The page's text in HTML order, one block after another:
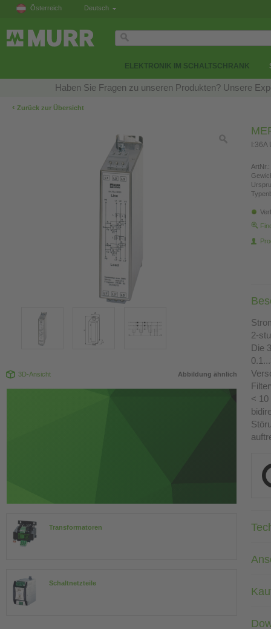
Österreich Deutsch
ELEKTRONIK IM SCHALTSCHRANK
Haben Sie Fragen zu unseren Produkten? Unsere
‹ Zurück zur Übersicht
3D-Ansicht Abbildung ähnlich
Transformatoren
Schaltnetzteile
ArtNr.:
2-
Die
<